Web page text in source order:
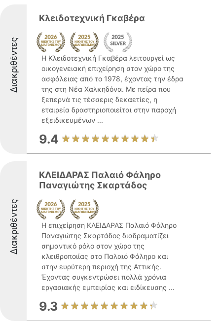
Διακριθέντες
Κλειδοτεχνική Γκαβέρα
Η Κλειδοτεχνική Γκαβέρα λειτουργεί ως
οικογενειακή επιχείρηση στον χώρο της
ασφάλειας από το 1978, έχοντας την έδρα
της στη Νέα Χαλκηδόνα. Με πείρα που
ξεπερνά τις τέσσερις δεκαετίες, η
εταιρεία δραστηριοποιείται στην παροχή
εξειδικευμένων ...
9.4
Διακριθέντες
ΚΛΕΙΔΑΡΑΣ Παλαιό Φάληρο
Παναγιώτης Σκαρτάδος
Η επιχείρηση ΚΛΕΙΔΑΡΑΣ Παλαιό Φάληρο
Παναγιώτης Σκαρτάδος διαδραματίζει
σημαντικό ρόλο στον χώρο της
κλειθροποιίας στο Παλαιό Φάληρο και
στην ευρύτερη περιοχή της Αττικής.
Έχοντας συγκεντρώσει πολλά χρόνια
εργασιακής εμπειρίας και ειδίκευσης ...
9.3